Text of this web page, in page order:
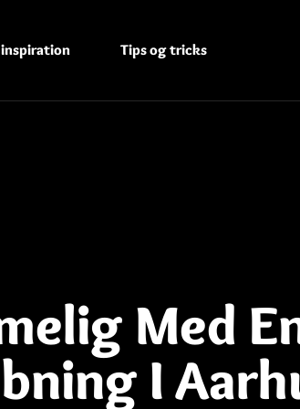
inspiration Tips og tricks
Med
I